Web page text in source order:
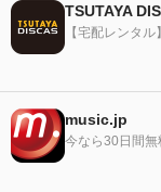
TSUTAYA
【宅配レンタ
music.jp
今なら30日間無